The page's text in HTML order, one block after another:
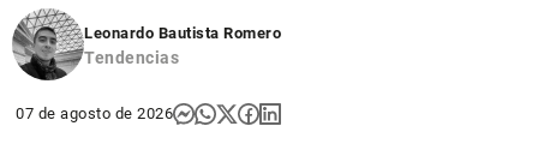
Leonardo Bautista Romero
Tendencias
07 de agosto de 2026